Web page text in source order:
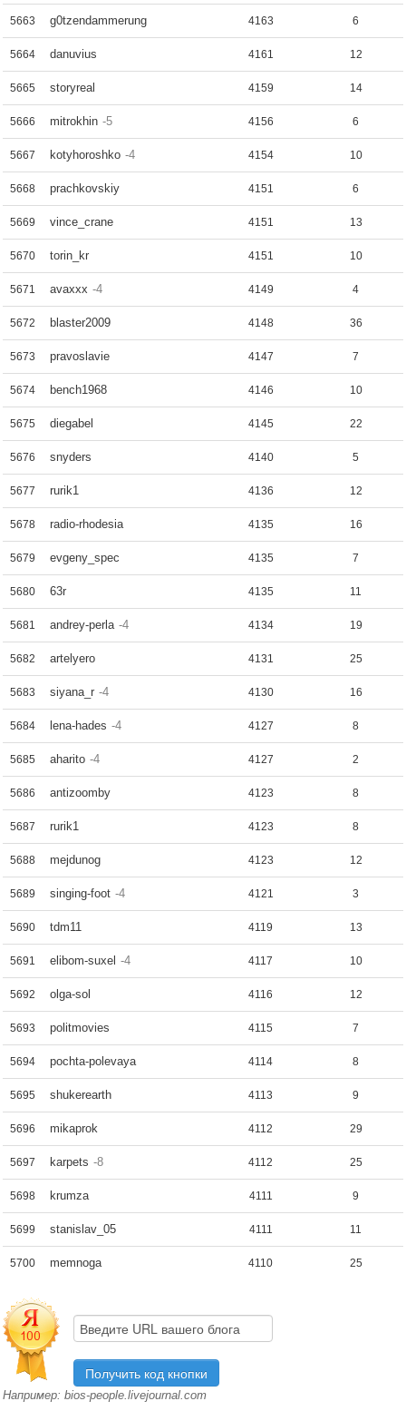
5663 g0tzendammerung 4163 6
5664 danuvius 4161 12
5665 storyreal 4159 14
5666 mitrokhin -5 4156 6
5667 kotyhoroshko -4 4154 10
5668 prachkovskiy 4151 6
5669 vince_crane 4151 13
5670 torin_kr 4151 10
5671 avaxxx -4 4149 4
5672 blaster2009 4148 36
5673 pravoslavie 4147 7
5674 bench1968 4146 10
5675 diegabel 4145 22
5676 snyders 4140 5
5677 rurik1 4136 12
5678 radio-rhodesia 4135 16
5679 evgeny_spec 4135 7
5680 63r 4135 11
5681 andrey-perla -4 4134 19
5682 artelyero 4131 25
5683 siyana_r -4 4130 16
5684 lena-hades -4 4127 8
5685 aharito -4 4127 2
5686 antizoomby 4123 8
5687 rurik1 4123 8
5688 mejdunog 4123 12
5689 singing-foot -4 4121 3
5690 tdm11 4119 13
5691 elibom-suxel -4 4117 10
5692 olga-sol 4116 12
5693 politmovies 4115 7
5694 pochta-polevaya 4114 8
5695 shukerearth 4113 9
5696 mikaprok 4112 29
5697 karpets -8 4112 25
5698 krumza 4111 9
5699 stanislav_05 4111 11
5700 memnoga 4110 25
Например: bios-people.livejournal.com